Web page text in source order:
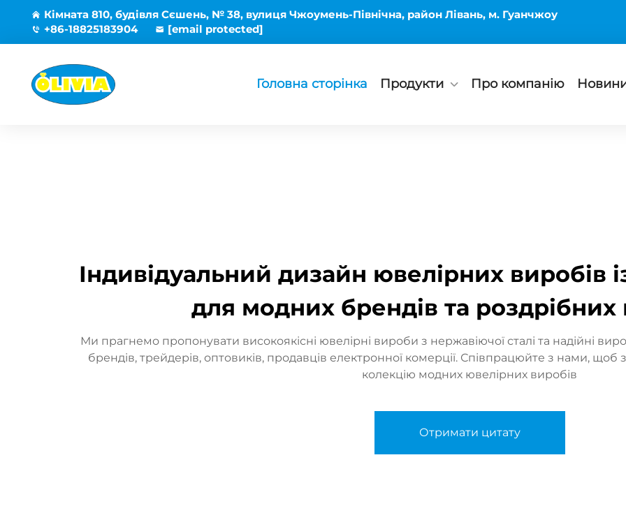
Кімната 810, будівля Сєшень, № 38, вулиця Чжоумень-Північна, район Лівань, м. Гуанчжоу
+86-18825183904
[email protected]
Головна сторінка Продукти Про компанію
Індивідуальний дизайн ювелірних виробів
для модних брендів та роздрібних
Ми прагнемо пропонувати високоякісні ювелірні вироби з нержавіючої сталі та надійні
брендів, трейдерів, оптовиків, продавців електронної комерції. Співпрацюйте з нами,
колекцію модних ювелірних виробів
Отримати цитату